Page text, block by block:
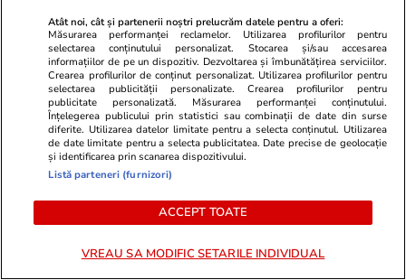
Lifestyle 17 iul.
De ce să nu păstrezi cartofii
lângă ceapă
Atât noi, cât și partenerii noștri prelucrăm datele pentru a oferi:
Măsurarea performanței reclamelor. Utilizarea profilurilor pentru
selectarea conținutului personalizat. Stocarea și/sau accesarea
informațiilor de pe un dispozitiv. Dezvoltarea și îmbunătățirea serviciilor.
Crearea profilurilor de conținut personalizat. Utilizarea profilurilor pentru
selectarea publicității personalizate. Crearea profilurilor pentru
publicitate personalizată. Măsurarea performanței conținutului.
Înțelegerea publicului prin statistici sau combinații de date din surse
diferite. Utilizarea datelor limitate pentru a selecta conținutul. Utilizarea
de date limitate pentru a selecta publicitatea. Date precise de geolocație
și identificarea prin scanarea dispozitivului.
Listă parteneri (furnizori)
ACCEPT TOATE
VREAU SA MODIFIC SETARILE INDIVIDUAL